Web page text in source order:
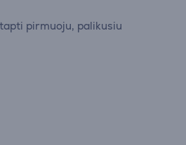
pirmuoju, palikusiu